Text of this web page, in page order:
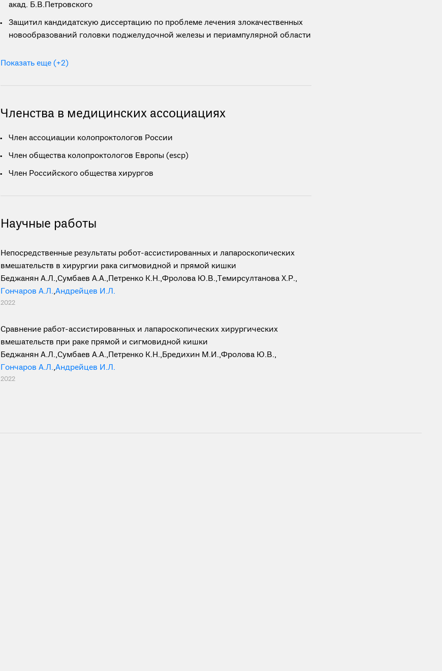
акад. Б.В.Петровского
Защитил кандидатскую диссертацию по проблеме лечения злокачественных
новообразований головки поджелудочной железы и периампулярной области
Показать еще (+2)
Членства в медицинских ассоциациях
Член ассоциации колопроктологов России
Член общества колопроктологов Европы (escp)
Член Российского общества хирургов
Научные работы
Непосредственные результаты робот-ассистированных и лапароскопических
вмешательств в хирургии рака сигмовидной и прямой кишки
Беджанян А.Л.,Сумбаев А.А.,Петренко К.Н.,Фролова Ю.В.,Темирсултанова Х.Р.,
Гончаров А.Л.,Андрейцев И.Л.
2022
Сравнение работ-ассистированных и лапароскопических хирургических
вмешательств при раке прямой и сигмовидной кишки
Беджанян А.Л.,Сумбаев А.А.,Петренко К.Н.,Бредихин М.И.,Фролова Ю.В.,
Гончаров А.Л.,Андрейцев И.Л.
2022